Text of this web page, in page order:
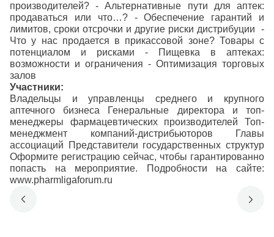
производителей? - Альтернативные пути для аптек:
продаваться или что…?- Обеспечение гарантий и
лимитов, сроки отсрочки и другие риски дистрибуции
-
Что у нас продается в прикассовой зоне? Товары с
потенциалом и рисками - Пищевка в аптеках:
возможности и ограничения - Оптимизация торговых
залов
Участники:
Владельцы и управленцы среднего и крупного
аптечного бизнеса Генеральные директора и топ-
менеджеры фармацевтических производителей Топ-
менеджмент компаний-дистрибьюторов Главы
ассоциаций Представители государственных структур
Оформите регистрацию сейчас, чтобы гарантированно
попасть на мероприятие. Подробности на сайте:
www.pharmligaforum.ru